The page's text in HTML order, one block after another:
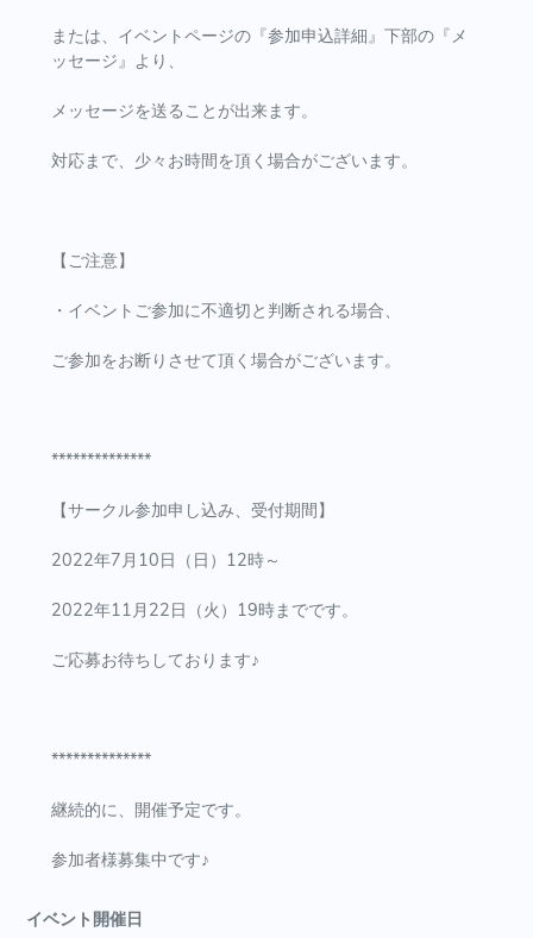
または、イベントページの『参加申込詳細』下部の『メ
ッセージ』より、
メッセージを送ることが出来ます。
対応まで、少々お時間を頂く場合がございます。
【ご注意】
・イベントご参加に不適切と判断される場合、
ご参加をお断りさせて頂く場合がございます。
**************
【サークル参加申し込み、受付期間】
2022年7月10日（日）12時～
2022年11月22日（火）19時までです。
ご応募お待ちしております♪
**************
継続的に、開催予定です。
参加者様募集中です♪
イベント開催日